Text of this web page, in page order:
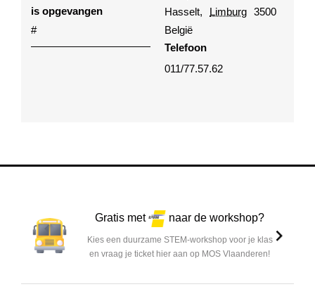
Hasselt, Limburg 3500
België
Telefoon
011/77.57.62
is opgevangen
#
Gratis met naar de workshop?
Kies een duurzame STEM-workshop voor je klas
en vraag je ticket hier aan op MOS Vlaanderen!